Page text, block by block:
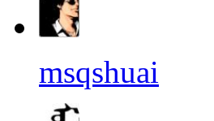
msqshuai